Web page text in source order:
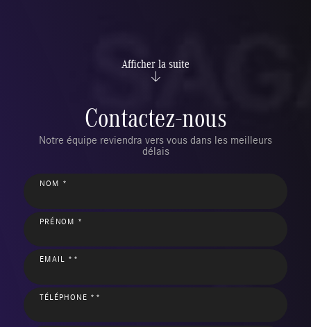
Afficher la suite
Contactez-nous
Notre équipe reviendra vers vous dans les meilleurs
délais
NOM *
PRÉNOM *
EMAIL **
TÉLÉPHONE **